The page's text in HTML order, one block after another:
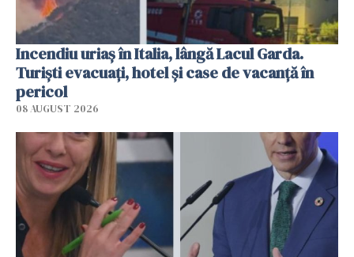
Incendiu uriaș în Italia, lângă Lacul Garda.
Turiști evacuați, hotel și case de vacanță în
pericol
08 AUGUST 2026